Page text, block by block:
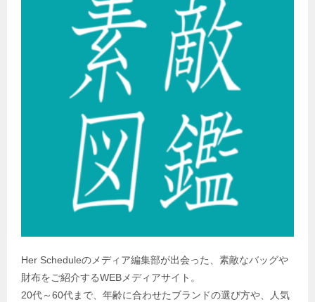
Her Scheduleのメディア編集部が出会った、素敵なバッグや
財布をご紹介するWEBメディアサイト。
20代～60代まで、年齢に合わせたブランドの選び方や、人気